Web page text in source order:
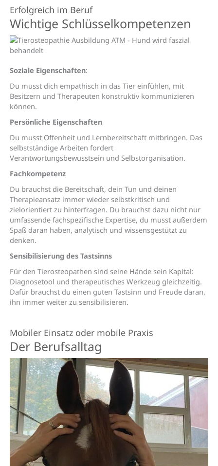
Erfolgreich im Beruf
Wichtige Schlüssel­kompetenzen
Soziale Eigenschaften:
Du musst dich empathisch in das Tier einfühlen, mit
Besitzern und Therapeuten konstruktiv kommunizieren
können.
Persönliche Eigenschaften
Du musst Offenheit und Lernbereitschaft mitbringen. Das
selbstständige Arbeiten fordert
Verantwortungsbewusstsein und Selbstorganisation.
Fachkompetenz
Du brauchst die Bereitschaft, dein Tun und deinen
Therapieansatz immer wieder selbstkritisch und
zielorientiert zu hinterfragen. Du brauchst dazu nicht nur
umfassende fachspezifische Expertise, du musst außerdem
Spaß daran haben, analytisch und wissensgestützt zu
denken.
Sensibilisierung des Tastsinns
Für den Tierosteopathen sind seine Hände sein Kapital:
Diagnosetool und therapeutisches Werkzeug gleichzeitig.
Dafür brauchst du einen guten Tastsinn und Freude daran,
ihn immer weiter zu sensibilisieren.
Mobiler Einsatz oder mobile Praxis
Der Berufsalltag